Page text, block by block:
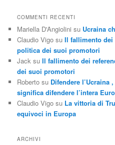
COMMENTI RECENTI
Mariella D'Angiolini su Ucraina
Claudio Vigo suIl fallimento dei
politica dei suoi promotori
Jack suIl fallimento dei
dei suoi promotori
Roberto su Difendere l’Ucraina
significa difendere l’intera
Claudio Vigo su La vittoria di
equivoci in Europa
ARCHIVI